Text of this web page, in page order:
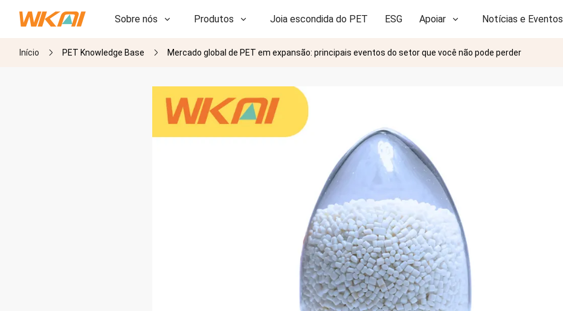
Sobre nós Produtos Joia escondida do PET ESG Apoiar Notícias e Eventos
P&D
Início PET Knowledge Base Mercado global de PET em expansão: principais eventos do setor que você não pode perder